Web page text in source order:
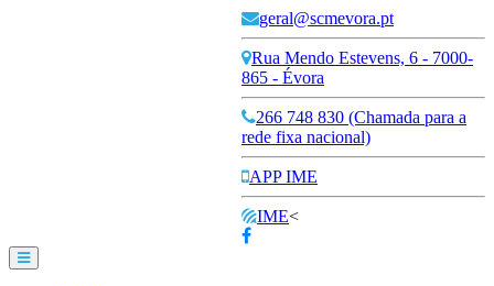
geral@scmevora.pt
Rua Mendo Estevens, 6 - 7000-
865 - Évora
266 748 830 (Chamada para a
rede fixa nacional)
APP IME
IME<